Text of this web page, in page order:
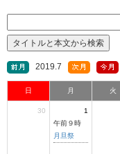
2019.7
日 月 火
30
1
午前９時
月旦祭